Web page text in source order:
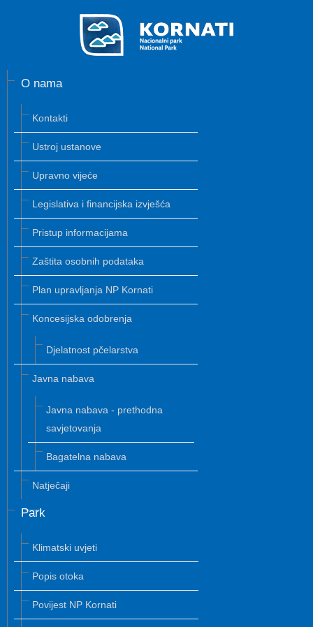
O nama
Kontakti
Ustroj ustanove
Upravno vijeće
Legislativa i financijska izvješća
Pristup informacijama
Zaštita osobnih podataka
Plan upravljanja NP Kornati
Koncesijska odobrenja
Djelatnost pčelarstva
Javna nabava
Javna nabava - prethodna
savjetovanja
Bagatelna nabava
Natječaji
Park
Klimatski uvjeti
Popis otoka
Povijest NP Kornati